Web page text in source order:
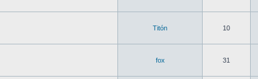
Titón 10
fox 31